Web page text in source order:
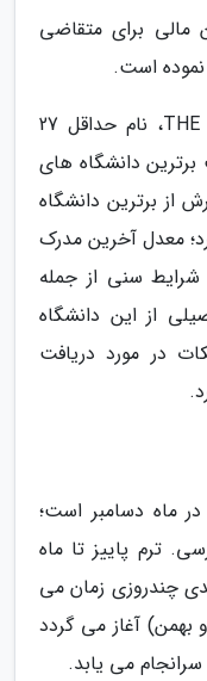
برای متقاضی
نموده است.
بر اساس هفته نامه و سایت آماری THE، نام حداقل 27
برترین دانشگاه های
از برترین دانشگاه
معدل آخرین مدرک
سنی از جمله
از این دانشگاه
در مورد دریافت
ماه دسامبر است؛
ترم پاییز تا ماه
چندروزی زمان می
بهمن) آغاز می گردد
می یابد.